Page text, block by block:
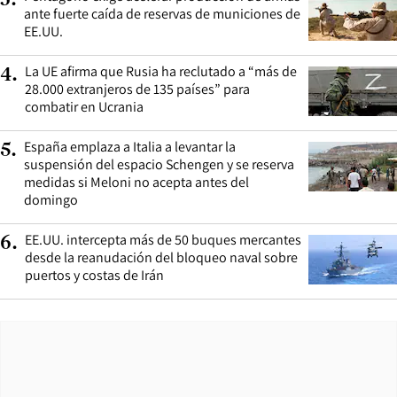
ante fuerte caída de reservas de municiones de
EE.UU.
4. La UE afirma que Rusia ha reclutado a “más de
28.000 extranjeros de 135 países” para
combatir en Ucrania
5. España emplaza a Italia a levantar la
suspensión del espacio Schengen y se reserva
medidas si Meloni no acepta antes del
domingo
6. EE.UU. intercepta más de 50 buques mercantes
desde la reanudación del bloqueo naval sobre
puertos y costas de Irán